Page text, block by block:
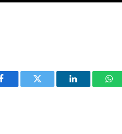
Facebook Twitter LinkedIn